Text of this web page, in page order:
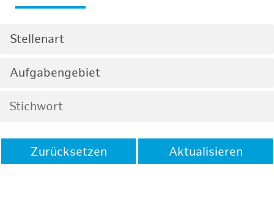
Stellenart
Aufgabengebiet
Zurücksetzen Aktualisieren